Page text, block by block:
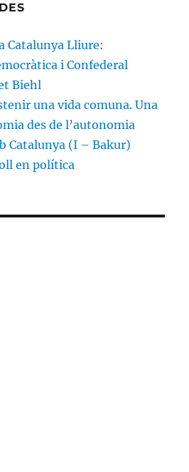
Catalunya Lliure:
i Confederal
Biehl
una vida comuna. Una
des de l’autonomia
Catalunya (I – Bakur)
en política